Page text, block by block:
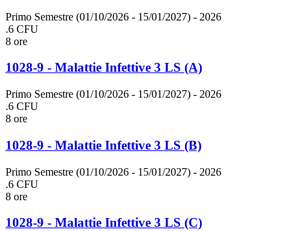
Primo Semestre (01/10/2026 - 15/01/2027) - 2026
.6 CFU
8 ore
1028-9 - Malattie Infettive 3 LS (A)
Primo Semestre (01/10/2026 - 15/01/2027) - 2026
.6 CFU
8 ore
1028-9 - Malattie Infettive 3 LS (B)
Primo Semestre (01/10/2026 - 15/01/2027) - 2026
.6 CFU
8 ore
1028-9 - Malattie Infettive 3 LS (C)